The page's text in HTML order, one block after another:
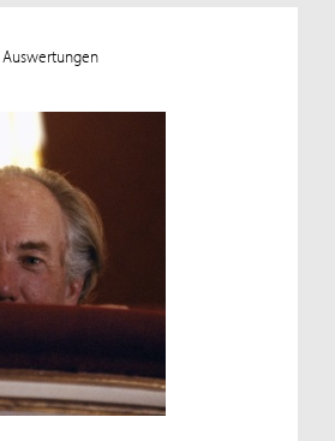
Auswertungen